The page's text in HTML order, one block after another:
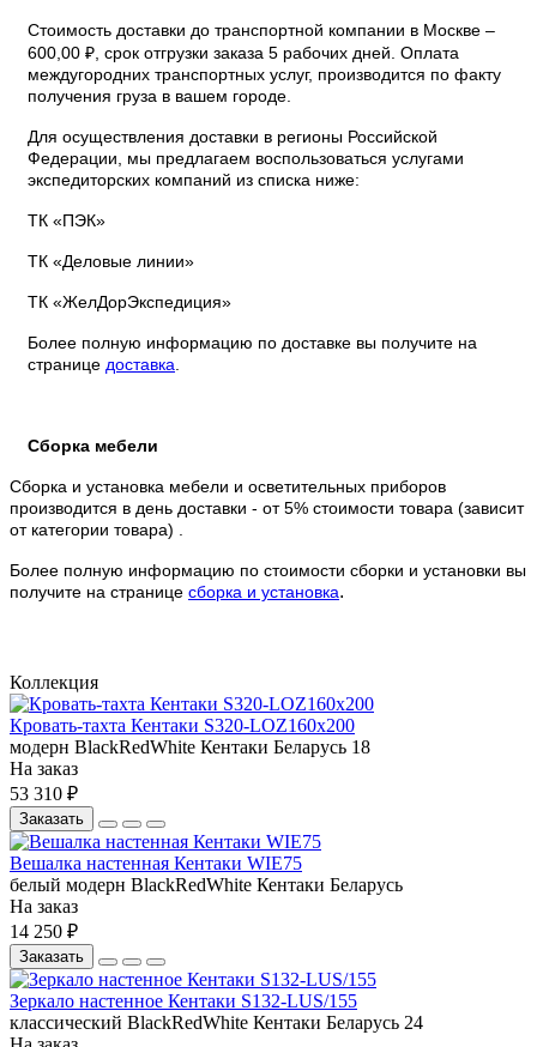
Стоимость доставки до транспортной компании в Москве –
600,00 ₽, срок отгрузки заказа 5 рабочих дней. Оплата
междугородних транспортных услуг, производится по факту
получения груза в вашем городе.
Для осуществления доставки в регионы Российской
Федерации, мы предлагаем воспользоваться услугами
экспедиторских компаний из списка ниже:
ТК «ПЭК»
ТК «Деловые линии»
ТК «ЖелДорЭкспедиция»
Более полную информацию по доставке вы получите на
странице доставка
Сборка мебели
Сборка и установка мебели и осветительных приборов
производится в день доставки - от 5% стоимости товара (зависит
от категории товара) .
Более полную информацию по стоимости сборки и установки вы
получите на странице сборка и установка.
Коллекция
Кровать-тахта Кентаки S320-LOZ160х200
модерн BlackRedWhite Кентаки Беларусь 18
На заказ
53 310 ₽
Заказать
Вешалка настенная Кентаки WIE75
белый модерн BlackRedWhite Кентаки Беларусь
На заказ
14 250 ₽
Заказать
Зеркало настенное Кентаки S132-LUS/155
классический BlackRedWhite Кентаки Беларусь 24